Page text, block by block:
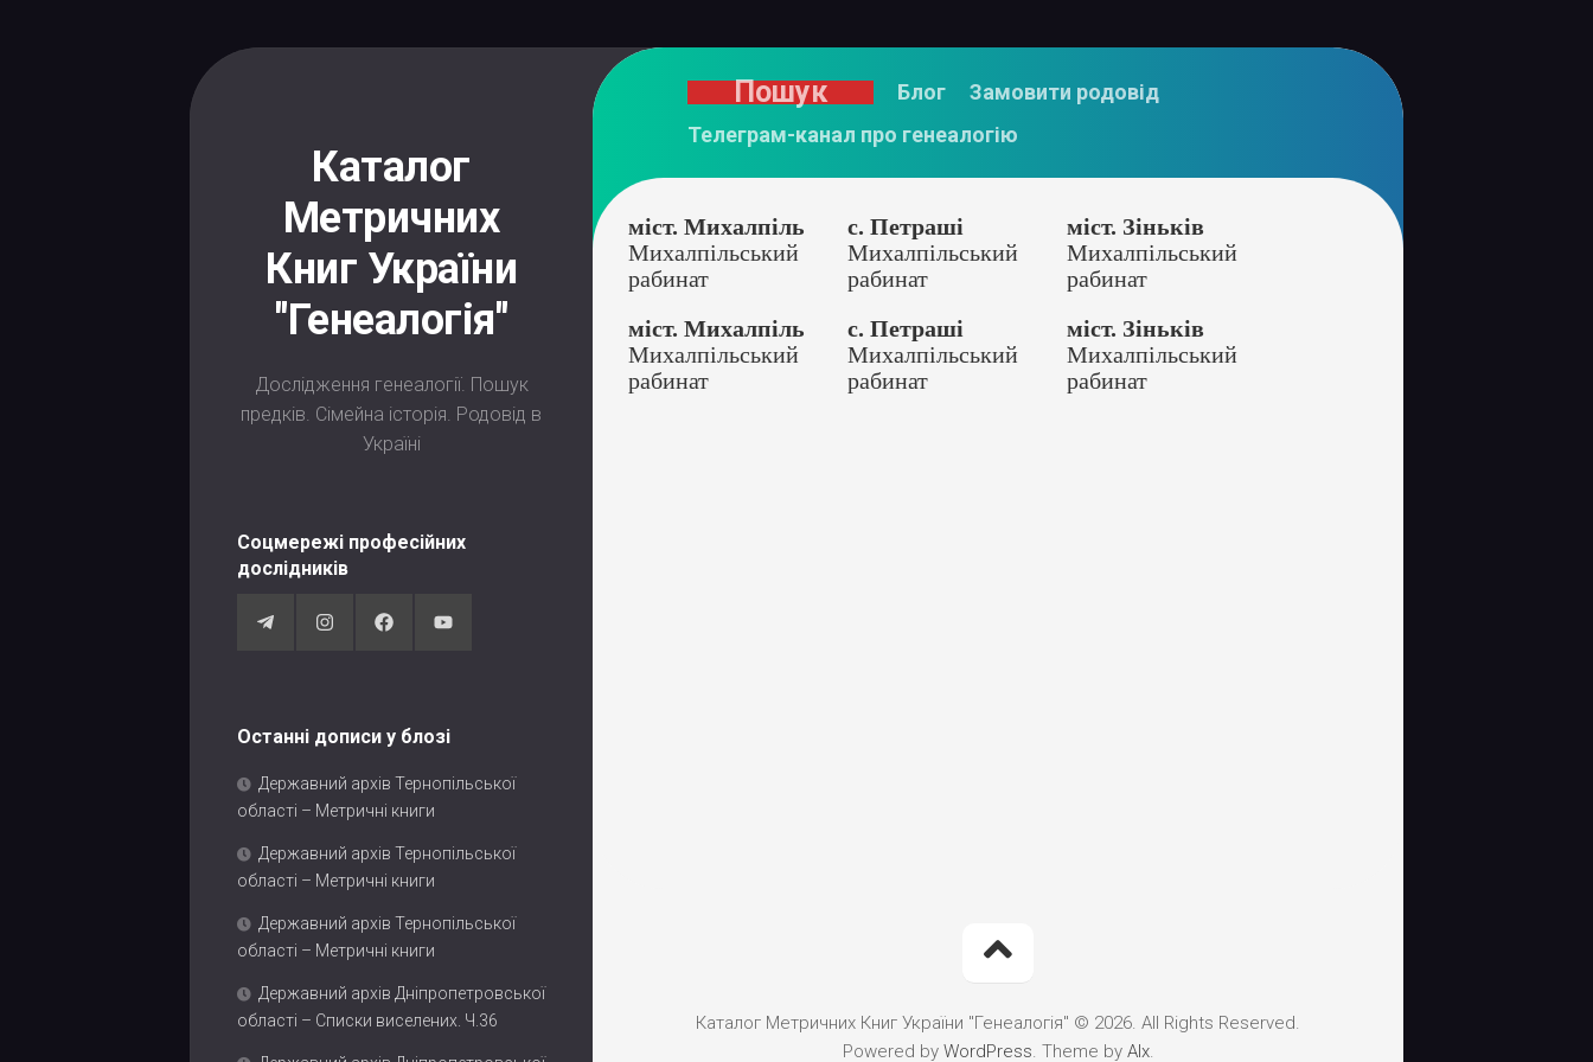
Каталог
Метричних
Книг України
"Генеалогія"
Дослідження генеалогії. Пошук
предків. Сімейна історія. Родовід в
Україні
Соцмережі професійних
дослідників
Останні дописи у блозі
Державний архів Тернопільської
області – Метричні книги
Державний архів Тернопільської
області – Метричні книги
Державний архів Тернопільської
області – Метричні книги
Державний архів Дніпропетровської
області – Списки виселених. Ч.36
Пошук Блог
Замовити родовід
Телеграм-канал про генеалогію
міст. Михалпіль
Михалпільський
рабинат
с. Петраші
Михалпільський
рабинат
міст. Зіньків
Михалпільський
рабинат
міст. Михалпіль
Михалпільський
рабинат
с. Петраші
Михалпільський
рабинат
міст. Зіньків
Михалпільський
рабинат
Каталог Метричних Книг України "Генеалогія" © 2026. All Rights Reserved.
Powered by WordPress. Theme by Alx.